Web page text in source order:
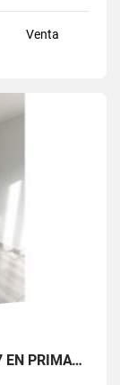
Venta
SE ARRIENDA APARTAMENTO PISO 17 EN PRIMAVERA 6-39 PUENTE ARANDA